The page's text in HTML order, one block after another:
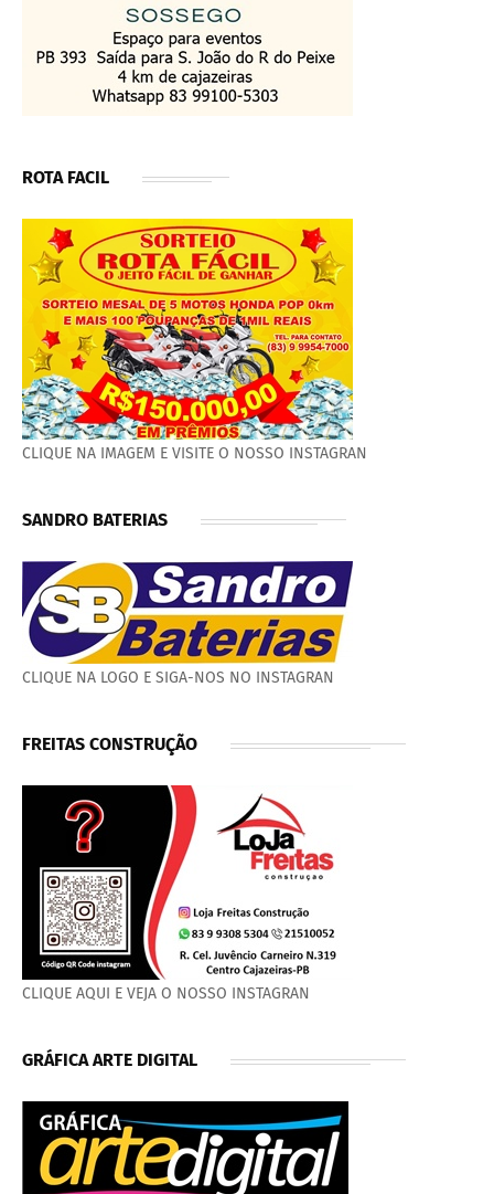
ROTA FACIL
CLIQUE NA IMAGEM E VISITE O NOSSO INSTAGRAN
SANDRO BATERIAS
CLIQUE NA LOGO E SIGA-NOS NO INSTAGRAN
FREITAS CONSTRUÇÃO
CLIQUE AQUI E VEJA O NOSSO INSTAGRAN
GRÁFICA ARTE DIGITAL